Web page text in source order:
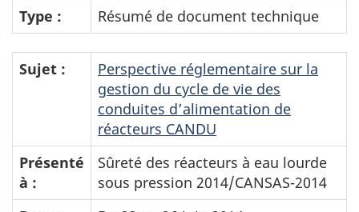
Type :
Résumé de document technique
Sujet :
Perspective réglementaire sur la
gestion du cycle de vie des
conduites d’alimentation de
réacteurs CANDU
Présenté
à :
Sûreté des réacteurs à eau lourde
sous pression 2014/CANSAS-2014